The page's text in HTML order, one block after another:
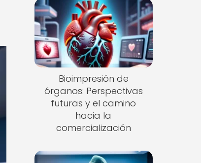
Bioimpresión de
órganos: Perspectivas
futuras y el camino
hacia la
comercialización